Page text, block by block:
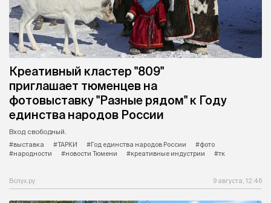
Креативный кластер "809"
приглашает тюменцев на
фотовыставку "Разные рядом" к Году
единства народов России
Вход свободный.
#выставка
#ТАРКИ #Год единства народов России
#фото
#народности
#новости Тюмени #креативные индустрии #тк
Вслух.ру 9 августа, 12:46